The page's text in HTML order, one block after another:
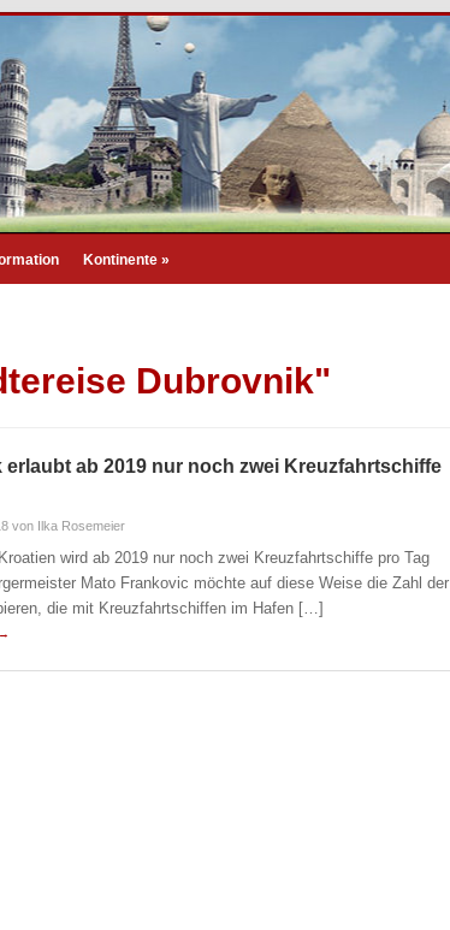
Kontinente »
Dubrovnik"
erlaubt ab 2019 nur noch zwei Kreuzfahrtschiffe
von Ilka Rosemeier
wird ab 2019 nur noch zwei Kreuzfahrtschiffe pro Tag
Mato Frankovic möchte auf diese Weise die Zahl der
die mit Kreuzfahrtschiffen im Hafen […]